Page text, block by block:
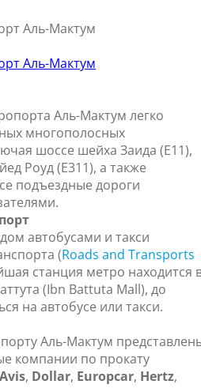
Аль-Мактум
Аль-Мактум
Аль-Мактум легко
многополосных
шоссе шейха Заида (Е11),
Роуд (E311), а также
подъездные дороги
автобусами и такси
(Roads and Transports
станция метро находится
(Ibn Battuta Mall), до
на автобусе или такси.
Аль-Мактум
компании по прокату
Avis, Dollar, Europcar, Hertz,